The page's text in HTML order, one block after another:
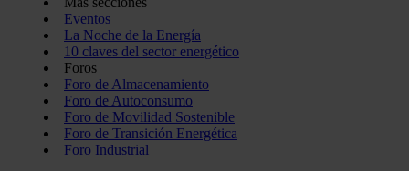
Eventos
La Noche de la Energía
10 claves del sector energético
Foros
Foro de Almacenamiento
Foro de Autoconsumo
Foro de Movilidad Sostenible
Foro de Transición Energética
Foro Industrial